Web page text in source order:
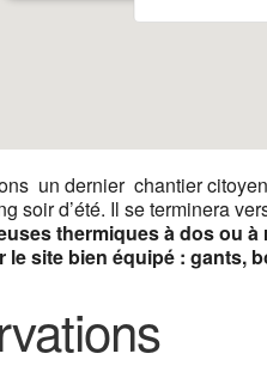
un dernier chantier
soir d’été. Il se terminera
thermiques à dos ou
le site bien équipé : gants,